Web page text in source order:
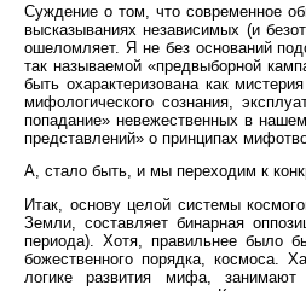
Суждение о том, что современное
высказываниях независимых (и
ошеломляет. Я не без оснований
так называемой «предвыборной
быть охарактеризована как
мифологического сознания,
попадание» невежественных в
представлений» о принципах
А, стало быть, и мы переходим к
Итак, основу целой системы
Земли, составляет бинарная
периода). Хотя, правильнее было
божественного порядка, космоса.
логике развития мифа,